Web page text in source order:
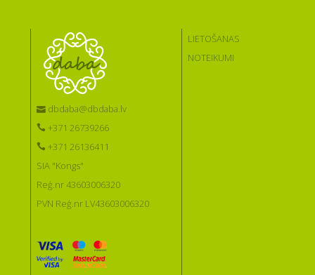
dbdaba@dbdaba.lv
+371 26739266
+371 26136411
SIA "Kongs"
Reģ.nr 43603006320
PVN Reģ.nr LV43603006320
LIETOŠANAS
NOTEIKUMI